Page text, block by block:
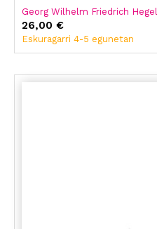
Georg Wilhelm Friedrich Hegel
26,00 €
Eskuragarri 4-5 egunetan